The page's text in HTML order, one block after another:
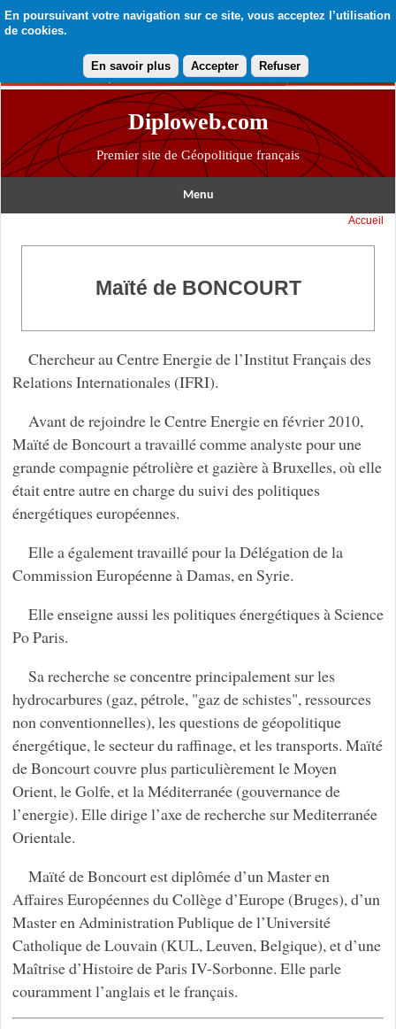
En poursuivant votre navigation sur ce site, vous acceptez l’utilisation
de cookies.
En savoir plus Accepter Refuser
Diploweb.com
Premier site de Géopolitique français
Menu
Accueil
Maïté de BONCOURT
Chercheur au Centre Energie de l’Institut Français des
Relations Internationales (IFRI).
Avant de rejoindre le Centre Energie en février 2010,
Maïté de Boncourt a travaillé comme analyste pour une
grande compagnie pétrolière et gazière à Bruxelles, où elle
était entre autre en charge du suivi des politiques
énergétiques européennes.
Elle a également travaillé pour la Délégation de la
Commission Européenne à Damas, en Syrie.
Elle enseigne aussi les politiques énergétiques à Science
Po Paris.
Sa recherche se concentre principalement sur les
hydrocarbures (gaz, pétrole, "gaz de schistes", ressources
non conventionnelles), les questions de géopolitique
énergétique, le secteur du raffinage, et les transports. Maïté
de Boncourt couvre plus particulièrement le Moyen
Orient, le Golfe, et la Méditerranée (gouvernance de
l’energie). Elle dirige l’axe de recherche sur Mediterranée
Orientale.
Maïté de Boncourt est diplômée d’un Master en
Affaires Européennes du Collège d’Europe (Bruges), d’un
Master en Administration Publique de l’Université
Catholique de Louvain (KUL, Leuven, Belgique), et d’une
Maîtrise d’Histoire de Paris IV-Sorbonne. Elle parle
couramment l’anglais et le français.